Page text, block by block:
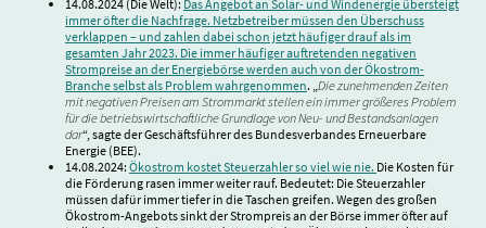
14.08.2024 (Die Welt): Das Angebot an Solar- und Windenergie übersteigt
immer öfter die Nachfrage. Netzbetreiber müssen den Überschuss
verklappen – und zahlen dabei schon jetzt häufiger drauf als im
gesamten Jahr 2023. Die immer häufiger auftretenden negativen
Strompreise an der Energiebörse werden auch von der Ökostrom-
Branche selbst als Problem wahrgenommen. „ Die zunehmenden Zeiten
mit negativen Preisen am Strommarkt stellen ein immer größeres Problem
für die betriebswirtschaftliche Grundlage von Neu- und Bestandsanlagen
dar“, sagte der Geschäftsführer des Bundesverbandes Erneuerbare
Energie (BEE).
14.08.2024: Ökostrom kostet Steuerzahler so viel wie nie. Die Kosten für
die Förderung rasen immer weiter rauf. Bedeutet: Die Steuerzahler
müssen dafür immer tiefer in die Taschen greifen. Wegen des großen
Ökostrom-Angebots sinkt der Strompreis an der Börse immer öfter auf